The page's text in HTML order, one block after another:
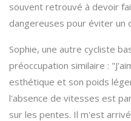
souvent retrouvé à devoir
dangereuses pour éviter un
Sophie, une autre cycliste
préoccupation similaire :
esthétique et son poids
l'absence de vitesses est
sur les pentes. Il m'est